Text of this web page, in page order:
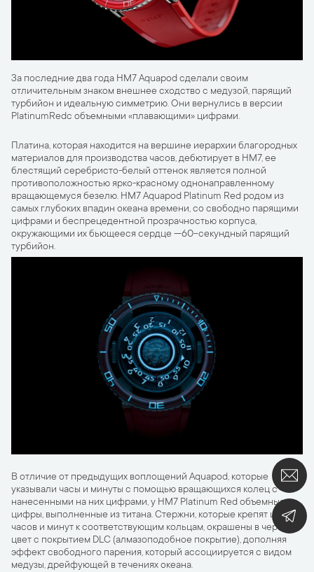
За последние два года HM7 Aquapod сделали своим
отличительным знаком внешнее сходство с медузой, парящий
турбийон и идеальную симметрию. Они вернулись в версии
PlatinumRedс объемными «плавающими» цифрами.
Платина, которая находится на вершине иерархии благородных
материалов для производства часов, дебютирует в HM7, ее
блестящий серебристо-белый оттенок является полной
противоположностью ярко-красному однонаправленному
вращающемуся безелю. HM7 Aquapod Platinum Red родом из
самых глубоких впадин океана времени, со свободно парящими
цифрами и беспрецедентной прозрачностью корпуса,
окружающими их бьющееся сердце —60-секундный парящий
турбийон.
В отличие от предыдущих воплощений Aquapod, которые
указывали часы и минуты с помощью вращающихся колец с
нанесенными на них цифрами, у HM7 Platinum Red объемные
цифры, выполненные из титана. Стержни, которые крепят цифры
часов и минут к соответствующим кольцам, окрашены в черный
цвет с покрытием DLC (алмазоподобное покрытие), дополняя
эффект свободного парения, который ассоциируется с видом
медузы, дрейфующей в течениях океана.